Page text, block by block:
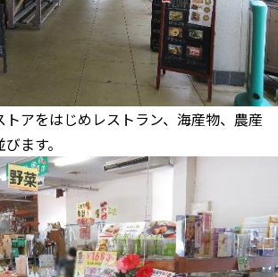
トアをはじめレストラン、海産物、農産
ます。